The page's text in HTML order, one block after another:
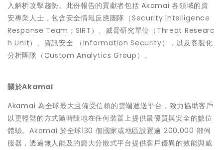
入解析攻擊趨勢。此份報告的貢獻者包括 Akamai 各領域的資
安專業人士，包含安全情報反應團隊（Security Intelligence
Response Team；SIRT）、威脅研究單位（Threat Researc
h Unit）、資訊安全 （Information Security），以及客製化
分析團隊（Custom Analytics Group）。
關於Akamai
Akamai 為全球最大且備受信賴的雲端遞送平台，致力協助客戶
以更輕鬆的方式隨時隨地在任何裝置上提供最優質與安全的數位
體驗。Akamai 於全球130 個國家或地區設置逾 200,000 部伺
服器，透過無人能及的龐大分散式平台提供客戶優異的效能與威